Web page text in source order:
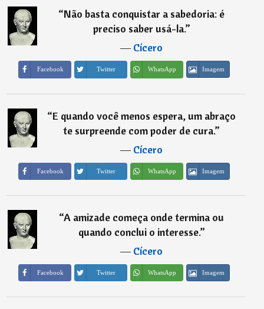
“Não basta conquistar a sabedoria: é
preciso saber usá-la.”
―Cícero
Facebook Twitter WhatsApp Imagem
“E quando você menos espera, um abraço
te surpreende com poder de cura.”
―Cícero
Facebook Twitter WhatsApp Imagem
“A amizade começa onde termina ou
quando conclui o interesse.”
―Cícero
Facebook Twitter WhatsApp Imagem